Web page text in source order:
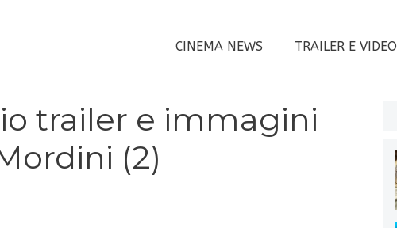
CINEMA NEWS TRAILER E VIDEO
trailer e immagini
(2)